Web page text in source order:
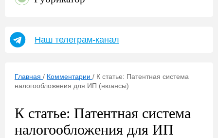
Наш телеграм-канал
Главная / Комментарии / К статье: Патентная система
налогообложения для ИП (нюансы)
К статье: Патентная система
налогообложения для ИП